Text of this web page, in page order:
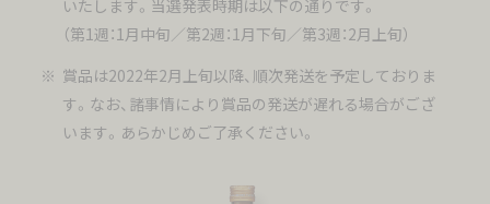
いたします。当選発表時期は以下の通りです。
（第1週：1月中旬／第2週：1月下旬／第3週：2月上旬）
賞品は2022年2月上旬以降、順次発送を予定しておりま
す。なお、諸事情により賞品の発送が遅れる場合がござ
います。あらかじめご了承ください。